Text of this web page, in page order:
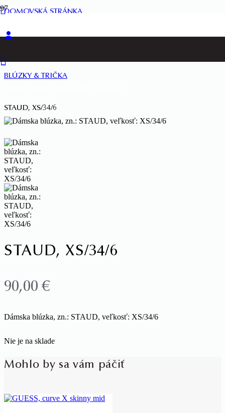
DOMOVSKÁ STRÁNKA
BLÚZKY & TRIČKA
STAUD, XS/34/6
STAUD, XS/34/6
90,00€
Dámska blúzka, zn.: STAUD, veľkosť: XS/34/6
Nie je na sklade
Mohlo by sa vám páčiť